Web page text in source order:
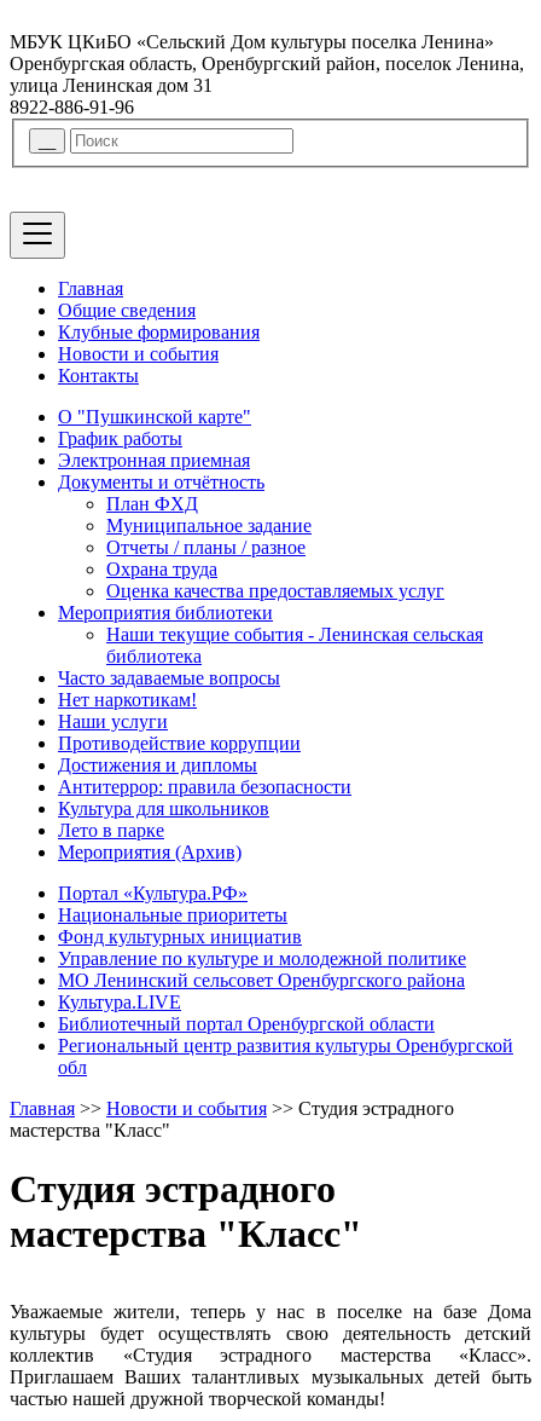
МБУК ЦКиБО «Сельский Дом культуры поселка Ленина»
Оренбургская область, Оренбургский район, поселок Ленина,
улица Ленинская дом 31
8922-886-91-96
Главная
Общие сведения
Клубные формирования
Новости и события
Контакты
О "Пушкинской карте"
График работы
Электронная приемная
Документы и отчётность
План ФХД
Муниципальное задание
Отчеты / планы / разное
Охрана труда
Оценка качества предоставляемых услуг
Мероприятия библиотеки
Наши текущие события - Ленинская сельская
библиотека
Часто задаваемые вопросы
Нет наркотикам!
Наши услуги
Противодействие коррупции
Достижения и дипломы
Антитеррор: правила безопасности
Культура для школьников
Лето в парке
Мероприятия (Архив)
Портал «Культура.РФ»
Национальные приоритеты
Фонд культурных инициатив
Управление по культуре и молодежной политике
МО Ленинский сельсовет Оренбургского района
Культура.LIVE
Библиотечный портал Оренбургской области
Региональный центр развития культуры Оренбургской
обл
Главная >> Новости и события >> Студия эстрадного
мастерства "Класс"
Студия эстрадного
мастерства "Класс"
Уважаемые жители, теперь у нас в поселке на базе Дома
культуры будет осуществлять свою деятельность детский
коллектив «Студия эстрадного мастерства «Класс».
Приглашаем Ваших талантливых музыкальных детей быть
частью нашей дружной творческой команды!